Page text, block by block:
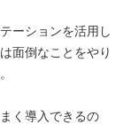
ーションを活用し
面倒なことをやり
く導入できるの